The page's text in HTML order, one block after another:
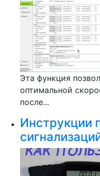
Эта функция
оптимальной
после...
Инструкции